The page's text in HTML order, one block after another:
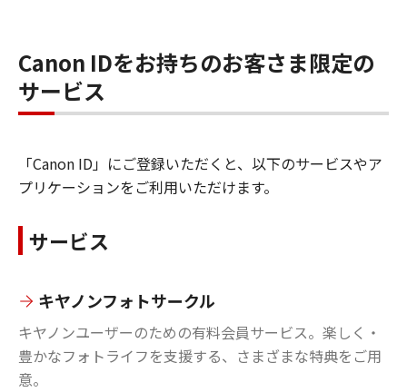
Canon IDをお持ちのお客さま限定の
サービス
「Canon ID」にご登録いただくと、以下のサービスやア
プリケーションをご利用いただけます。
サービス
キヤノンフォトサークル
キヤノンユーザーのための有料会員サービス。楽しく・
豊かなフォトライフを支援する、さまざまな特典をご用
意。